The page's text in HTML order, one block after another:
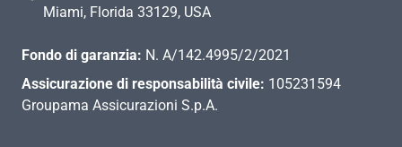
Miami, Florida 33129, USA
Fondo di garanzia: N. A/142.4995/2/2021
Assicurazione di responsabilità civile: 105231594
Groupama Assicurazioni S.p.A.